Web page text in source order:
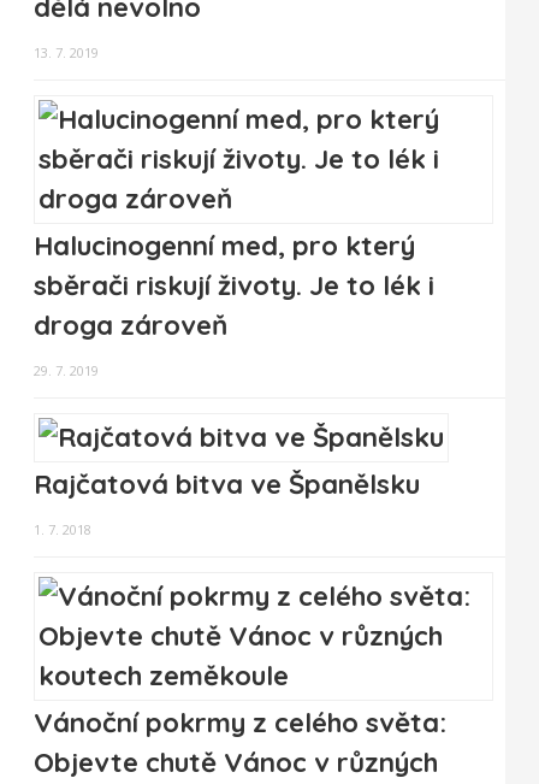
dělá nevolno
13. 7. 2019
Halucinogenní med, pro který
sběrači riskují životy. Je to lék i
droga zároveň
29. 7. 2019
Rajčatová bitva ve Španělsku
1. 7. 2018
Vánoční pokrmy z celého světa:
Objevte chutě Vánoc v různých